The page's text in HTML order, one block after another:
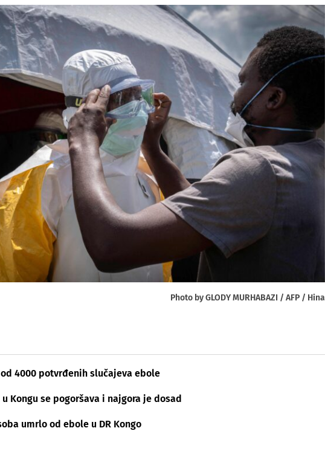
Photo by GLODY MURHABAZI / AFP / Hina
od 4000 potvrđenih slučajeva ebole
Kongu se pogoršava i najgora je dosad
umrlo od ebole u DR Kongo